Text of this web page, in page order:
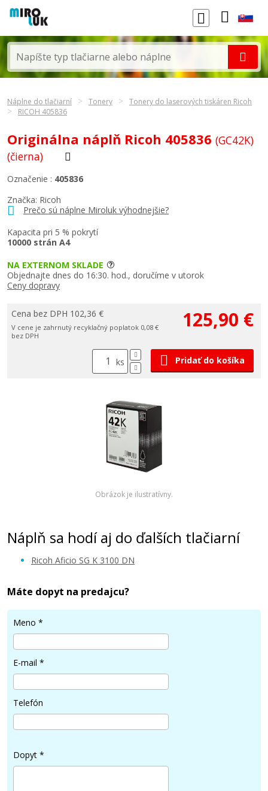
Náplne do tlačiarní Tonery
Tonery do laserových tiskáren Ricoh
RICOH 405836
Originálna náplň Ricoh 405836 (GC42K)
(čierna)
Značka: Ricoh
Prečo sú náplne Miroluk výhodnejšie?
Kapacita pri 5 % pokrytí
10000 strán A4
Označenie : 405836
NA EXTERNOM SKLADE
Objednajte dnes do 16:30. hod., doručíme v utorok
Ceny dopravy
Cena bez DPH 102,36 €
V cene je zahrnutý recyklačný poplatok 0,08 €
bez DPH
125,90 €
ks Pridať do košíka
Obrázok je ilustratívny.
Náplň sa hodí aj do ďalších tlačiarní
Ricoh Aficio SG K 3100 DN
Máte dopyt na predajcu?
Meno *
E-mail *
Telefón
Dopyt *